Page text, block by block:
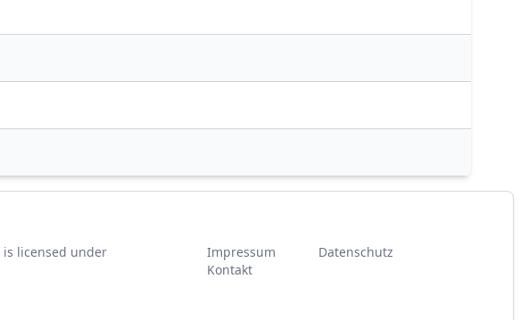
is licensed under
Impressum
Datenschutz
Kontakt